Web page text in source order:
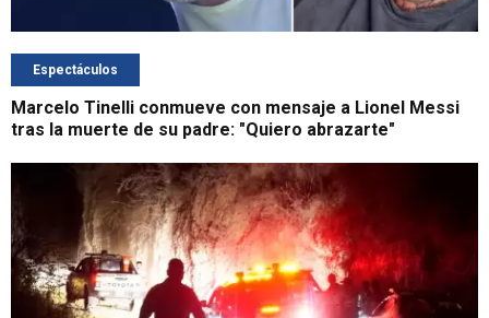
Espectáculos
Marcelo Tinelli conmueve con mensaje a Lionel Messi
tras la muerte de su padre: "Quiero abrazarte"